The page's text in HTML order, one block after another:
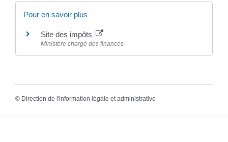
Pour en savoir plus
Site des impôts
Ministère chargé des finances
© Direction de l'information légale et administrative